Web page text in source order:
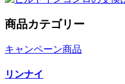
商品カテゴリー
キャンペーン商品
リンナイ